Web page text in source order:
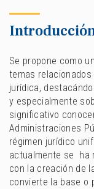
Se propone como
temas
jurídica,
y especialmente
significativo
Administraciones
régimen jurídico
actualmente se ha
con la creación de
convierte la base o